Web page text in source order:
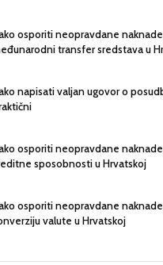
osporiti neopravdane
transfer sredstava u
napisati valjan ugovor o
osporiti neopravdane
sposobnosti u Hrvatskoj
osporiti neopravdane
valute u Hrvatskoj